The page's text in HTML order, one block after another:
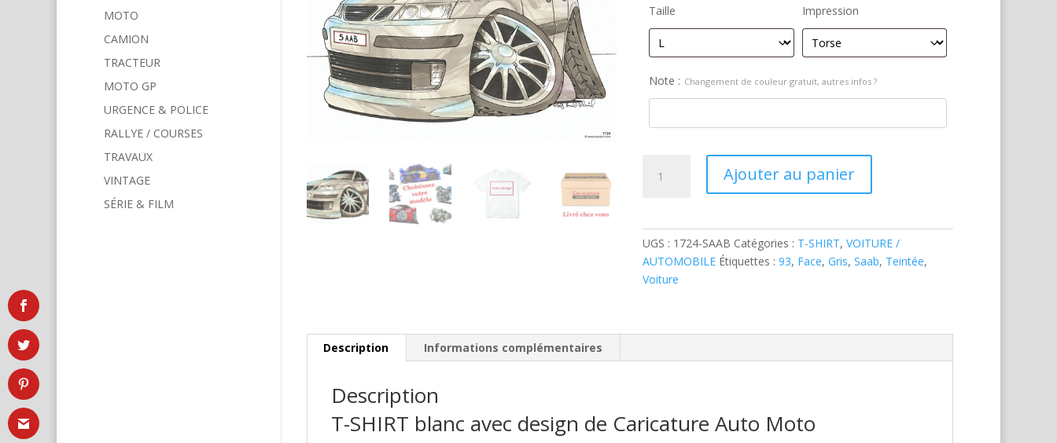
Taille Impression
Note : Changement de couleur gratuit, autres infos ?
Ajouter au panier
UGS : 1724-SAAB Catégories : T-SHIRT,VOITURE /
AUTOMOBILE Étiquettes :93, Face,Gris,Saab, Teintée,
Voiture
Description Informations complémentaires
Description
T-SHIRT blanc avec design de Caricature Auto Moto
MOTO
CAMION
TRACTEUR
MOTO GP
URGENCE & POLICE
RALLYE / COURSES
TRAVAUX
VINTAGE
SÉRIE & FILM